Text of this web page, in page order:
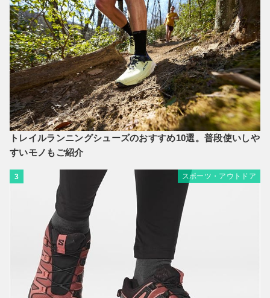
トレイルランニングシューズのおすすめ10選。普段使いしや
すいモノもご紹介
3 スポーツ・アウトドア